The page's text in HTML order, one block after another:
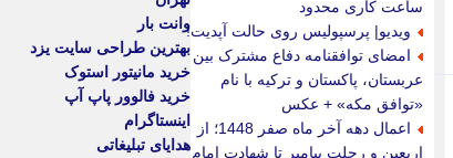
ساعت کاری محدود
ویدیو| پرسپولیس روی حالت آپدیت!
امضای توافقنامه دفاع مشترک بین
عربستان، پاکستان و ترکیه با نام
«توافق مکه» + عکس
اعمال دهه آخر ماه صفر 1448؛ از
اربعین و رحلت پیامبر تا شهادت امام
وانت بار
بهترین طراحی سایت یزد
خرید مانیتور استوک
خرید فالوور پاپ آپ
اینستاگرام
هدایای تبلیغاتی